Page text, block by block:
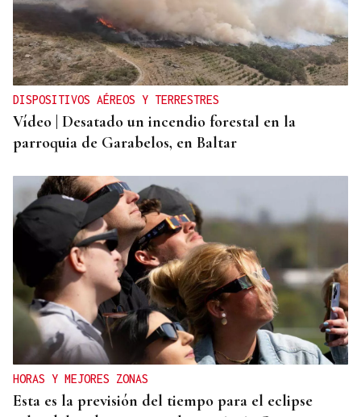
DISPOSITIVOS AÉREOS Y TERRESTRES
Vídeo | Desatado un incendio forestal en la
parroquia de Garabelos, en Baltar
HORAS Y MEJORES ZONAS
Esta es la previsión del tiempo para el eclipse